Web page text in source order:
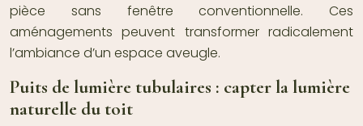
pièce sans fenêtre conventionnelle. Ces
aménagements peuvent transformer radicalement
l’ambiance d’un espace aveugle.
Puits de lumière tubulaires : capter la lumière
naturelle du toit